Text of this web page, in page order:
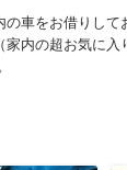
車をお借りして
家内の超お気に入